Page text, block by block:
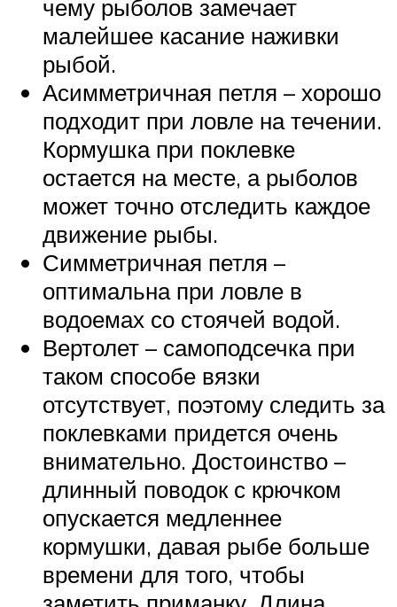
чему рыболов замечает
малейшее касание наживки
рыбой.
Асимметричная петля – хорошо
подходит при ловле на течении.
Кормушка при поклевке
остается на месте, а рыболов
может точно отследить каждое
движение рыбы.
Симметричная петля –
оптимальна при ловле в
водоемах со стоячей водой.
Вертолет – самоподсечка при
таком способе вязки
отсутствует, поэтому следить за
поклевками придется очень
внимательно. Достоинство –
длинный поводок с крючком
опускается медленнее
кормушки, давая рыбе больше
времени для того, чтобы